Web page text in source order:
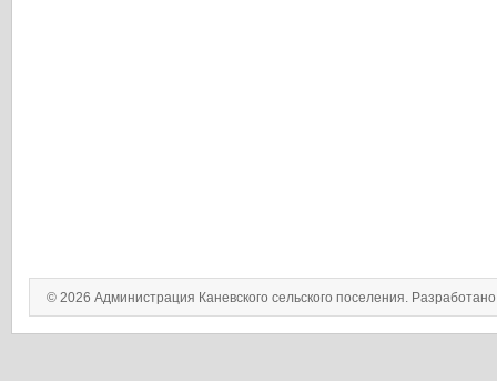
© 2026 Администрация Каневского сельского поселения.